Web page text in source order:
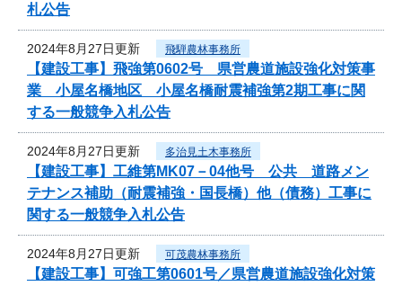
札公告
2024年8月27日更新 飛騨農林事務所
【建設工事】飛強第0602号 県営農道施設強化対策事
業 小屋名橋地区 小屋名橋耐震補強第2期工事に関
する一般競争入札公告
2024年8月27日更新 多治見土木事務所
【建設工事】工維第MK07－04他号 公共 道路メン
テナンス補助（耐震補強・国長橋）他（債務）工事に
関する一般競争入札公告
2024年8月27日更新 可茂農林事務所
【建設工事】可強工第0601号／県営農道施設強化対策